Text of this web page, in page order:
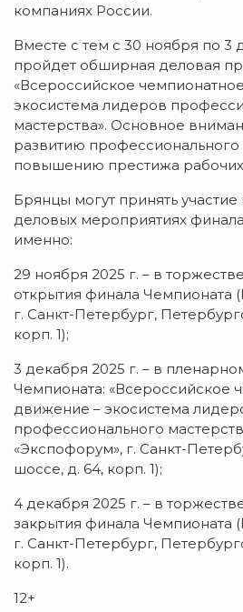
компаниях России.
Вместе с тем с 30 ноября по 3
пройдет обширная деловая
«Всероссийское
экосистема лидеров
мастерства». Основное
развитию профессионального
повышению престижа
Брянцы могут принять
деловых мероприятиях
именно:
29 ноября 2025 г. – в
открытия финала Чемпионата
г. Санкт-Петербург,
корп. 1);
3 декабря 2025 г. – в
Чемпионата: «Всероссийское
движение – экосистема
профессионального
«Экспофорум», г. Санкт-
шоссе, д. 64, корп. 1);
4 декабря 2025 г. – в
закрытия финала Чемпионата
г. Санкт-Петербург,
корп. 1).
12+